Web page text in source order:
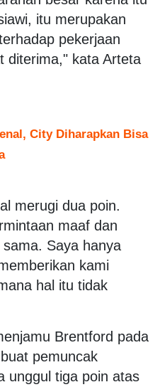
itu merupakan
pekerjaan
diterima," kata Arteta
City Diharapkan Bisa
merugi dua poin.
maaf dan
Saya hanya
kami
hal itu tidak
Brentford pada
pemuncak
unggul tiga poin atas